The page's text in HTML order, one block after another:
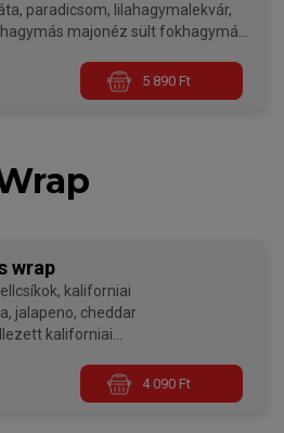
majonéz sült fokhagymás
minden esetben medium
5 890 Ft
wrap
4 090 Ft